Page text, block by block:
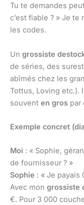
Tu te demandes
c’est fiable ? » Je
les codes.
Un grossiste
de séries, des
abîmés chez les
Tottus, Loving etc.).
souvent en gros par
Exemple concret
Moi : « Sophie,
de fournisseur ? »
Sophie : « Je payais
Avec mon grossiste
€. Pour 3 000